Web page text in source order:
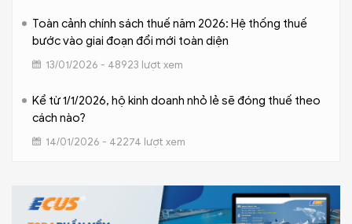
Toàn cảnh chính sách thuế năm 2026: Hệ thống thuế
bước vào giai đoạn đổi mới toàn diện
13/01/2026 - 48923 lượt xem
Kể từ 1/1/2026, hộ kinh doanh nhỏ lẻ sẽ đóng thuế theo
cách nào?
14/01/2026 - 42274 lượt xem